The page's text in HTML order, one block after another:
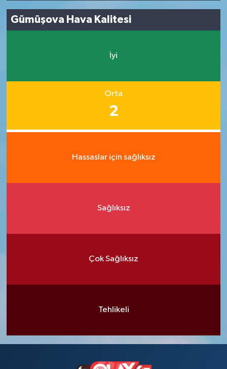
Gümüşova Hava Kalitesi
İyi
Orta
2
Hassaslar için sağlıksız
Sağlıksız
Çok Sağlıksız
Tehlikeli